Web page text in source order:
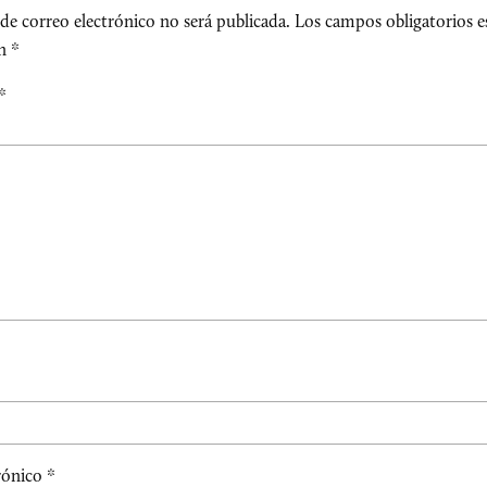
correo electrónico no será publicada. Los campos obligatorios
*
*